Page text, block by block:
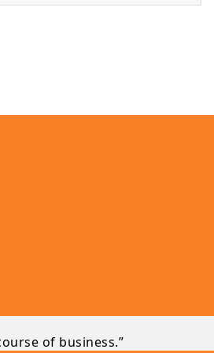
of business.”